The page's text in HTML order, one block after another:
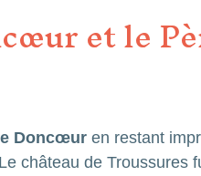
et le
Doncœur en restant
château de Troussures